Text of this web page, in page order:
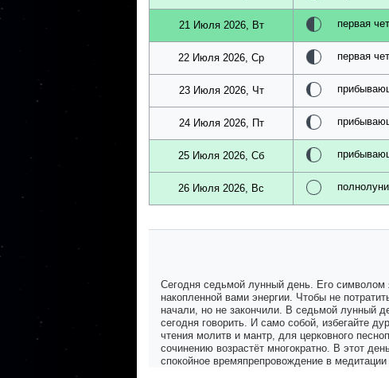
21 Июля 2026, Вт первая
22 Июля 2026, Ср первая
23 Июля 2026, Чт
24 Июля 2026, Пт
25 Июля 2026, Сб
26 Июля 2026, Вс
Сегодня седьмой лунный день. Его символом
накопленной вами энергии. Чтобы не
начали, но не закончили. В седьмой лунный
сегодня говорить. И само собой, избегайте
чтения молитв и мантр, для церковного
сочинению возрастёт многократно. В этот
спокойное времяпрепровождение в